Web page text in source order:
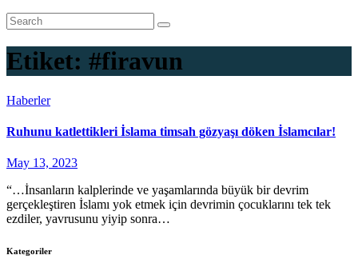
Etiket: #firavun
Haberler
Ruhunu katlettikleri İslama timsah gözyaşı döken İslamcılar!
May 13, 2023
“…İnsanların kalplerinde ve yaşamlarında büyük bir devrim
gerçekleştiren İslamı yok etmek için devrimin çocuklarını tek tek
ezdiler, yavrusunu yiyip sonra…
Kategoriler